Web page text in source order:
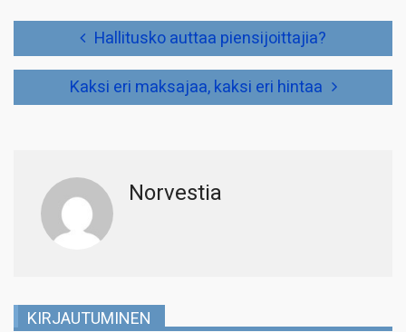
Hallitusko auttaa piensijoittajia?
Kaksi eri maksajaa, kaksi eri hintaa
Norvestia
KIRJAUTUMINEN